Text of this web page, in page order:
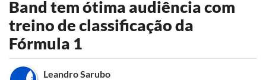
Band tem ótima audiência com
treino de classificação da
Fórmula 1
Leandro Sarubo